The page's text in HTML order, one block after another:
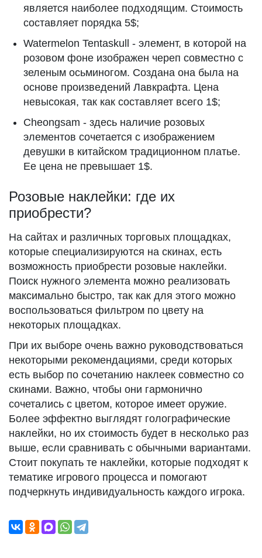
является наиболее подходящим. Стоимость
составляет порядка 5$;
Watermelon Tentaskull - элемент, в которой на
розовом фоне изображен череп совместно с
зеленым осьминогом. Создана она была на
основе произведений Лавкрафта. Цена
невысокая, так как составляет всего 1$;
Cheongsam - здесь наличие розовых
элементов сочетается с изображением
девушки в китайском традиционном платье.
Ее цена не превышает 1$.
Розовые наклейки: где их
приобрести?
На сайтах и различных торговых площадках,
которые специализируются на скинах, есть
возможность приобрести розовые наклейки.
Поиск нужного элемента можно реализовать
максимально быстро, так как для этого можно
воспользоваться фильтром по цвету на
некоторых площадках.
При их выборе очень важно руководствоваться
некоторыми рекомендациями, среди которых
есть выбор по сочетанию наклеек совместно со
скинами. Важно, чтобы они гармонично
сочетались с цветом, которое имеет оружие.
Более эффектно выглядят голографические
наклейки, но их стоимость будет в несколько раз
выше, если сравнивать с обычными вариантами.
Стоит покупать те наклейки, которые подходят к
тематике игрового процесса и помогают
подчеркнуть индивидуальность каждого игрока.